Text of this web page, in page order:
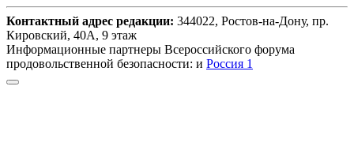
Контактный адрес редакции: 344022, Ростов-на-Дону, пр.
Кировский, 40А, 9 этаж
Информационные партнеры Всероссийского форума
продовольственной безопасности: и Россия 1